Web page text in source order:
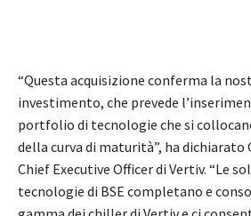
“Questa acquisizione conferma la
investimento, che prevede
portfolio di tecnologie che si
della curva di maturità”, ha
Chief Executive Officer di Vertiv. “Le
tecnologie di BSE completano e